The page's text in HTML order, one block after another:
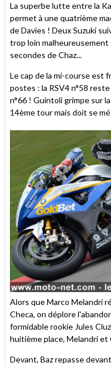
La superbe lutte entre la
permet à une quatrième
de Davies ! Deux Suzuki
trop loin
secondes de Chaz...
Le cap de la mi-course est
postes : la RSV4 n°58
n°66 ! Guintoli grimpe sur
14ème tour mais doit se
Alors que Marco Melandri
Checa, on déplore
formidable rookie Jules
huitième place, Melandri et
Devant, Baz repasse